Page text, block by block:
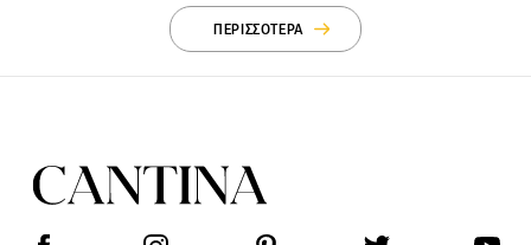
ΠΕΡΙΣΣΟΤΕΡΑ